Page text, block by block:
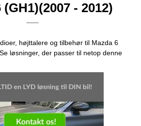
(GH1)(2007 - 2012)
højttalere og tilbehør til Mazda 6
løsninger, der passer til netop denne